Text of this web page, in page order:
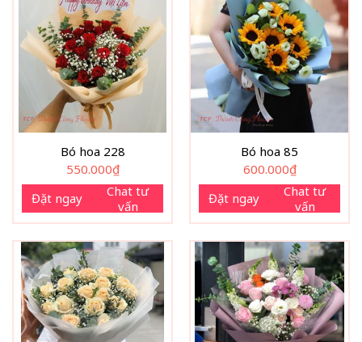
Bó hoa 228
550.000₫
Đặt ngay
Chat tư
vấn
Bó hoa 85
600.000₫
Đặt ngay
Chat tư
vấn